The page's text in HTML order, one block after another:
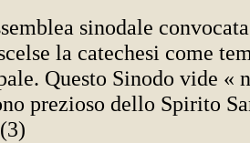
sinodale
la catechesi come
Questo Sinodo vide «
prezioso dello Spirito